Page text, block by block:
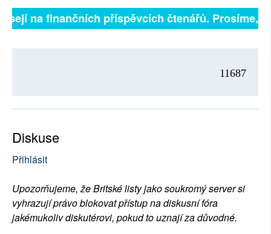
na finančních příspěvcích čtenářů. Prosíme,
11687
Diskuse
Přihlásit
Upozorňujeme, že Britské listy jako soukromý server si
vyhrazují právo blokovat přístup na diskusní fóra
jakémukoliv diskutérovi, pokud to uznají za důvodné.